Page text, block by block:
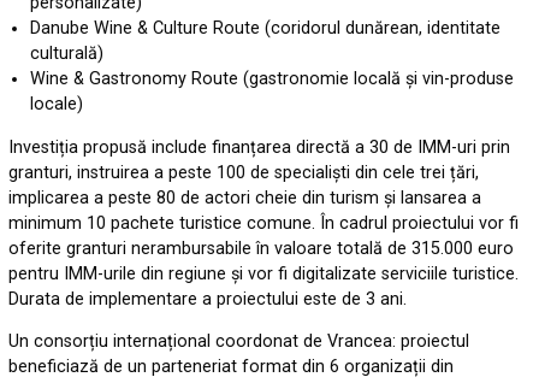
Danube Wine & Culture Route (coridorul dunărean, identitate
culturală)
Wine & Gastronomy Route (gastronomie locală și vin-produse
locale)
Investiția propusă include finanțarea directă a 30 de IMM-uri prin
granturi, instruirea a peste 100 de specialiști din cele trei țări,
implicarea a peste 80 de actori cheie din turism și lansarea a
minimum 10 pachete turistice comune. În cadrul proiectului vor fi
oferite granturi nerambursabile în valoare totală de 315.000 euro
pentru IMM-urile din regiune și vor fi digitalizate serviciile turistice.
Durata de implementare a proiectului este de 3 ani.
Un consorțiu internațional coordonat de Vrancea: proiectul
beneficiază de un parteneriat format din 6 organizații din